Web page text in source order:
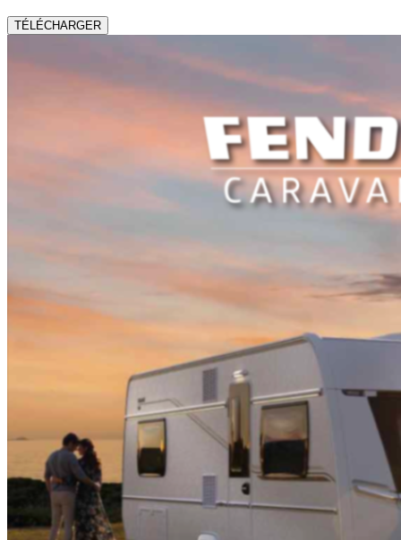
TÉLÉCHARGER